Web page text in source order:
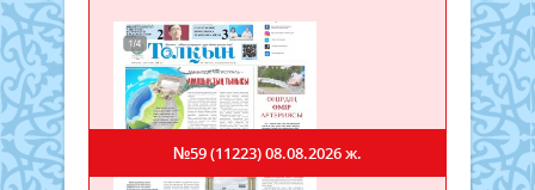
№59 (11223)08.08.2026 ж.